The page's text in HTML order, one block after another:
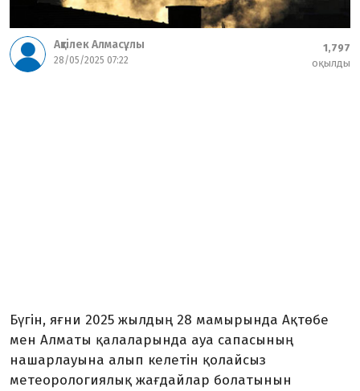
Ақтілек Алмасұлы
28/05/2025 07:22
1,797
оқылды
Бүгін, яғни 2025 жылдың 28 мамырында Ақтөбе
мен Алматы қалаларында ауа сапасының
нашарлауына алып келетін қолайсыз
метеорологиялық жағдайлар болатынын